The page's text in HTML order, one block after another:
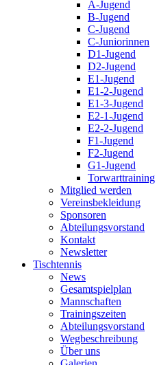
A-Jugend
B-Jugend
C-Jugend
C-Juniorinnen
D1-Jugend
D2-Jugend
E1-Jugend
E1-2-Jugend
E1-3-Jugend
E2-1-Jugend
E2-2-Jugend
F1-Jugend
F2-Jugend
G1-Jugend
Torwarttraining
Mitglied werden
Vereinsbekleidung
Sponsoren
Abteilungsvorstand
Kontakt
Newsletter
Tischtennis
News
Gesamtspielplan
Mannschaften
Trainingszeiten
Abteilungsvorstand
Wegbeschreibung
Über uns